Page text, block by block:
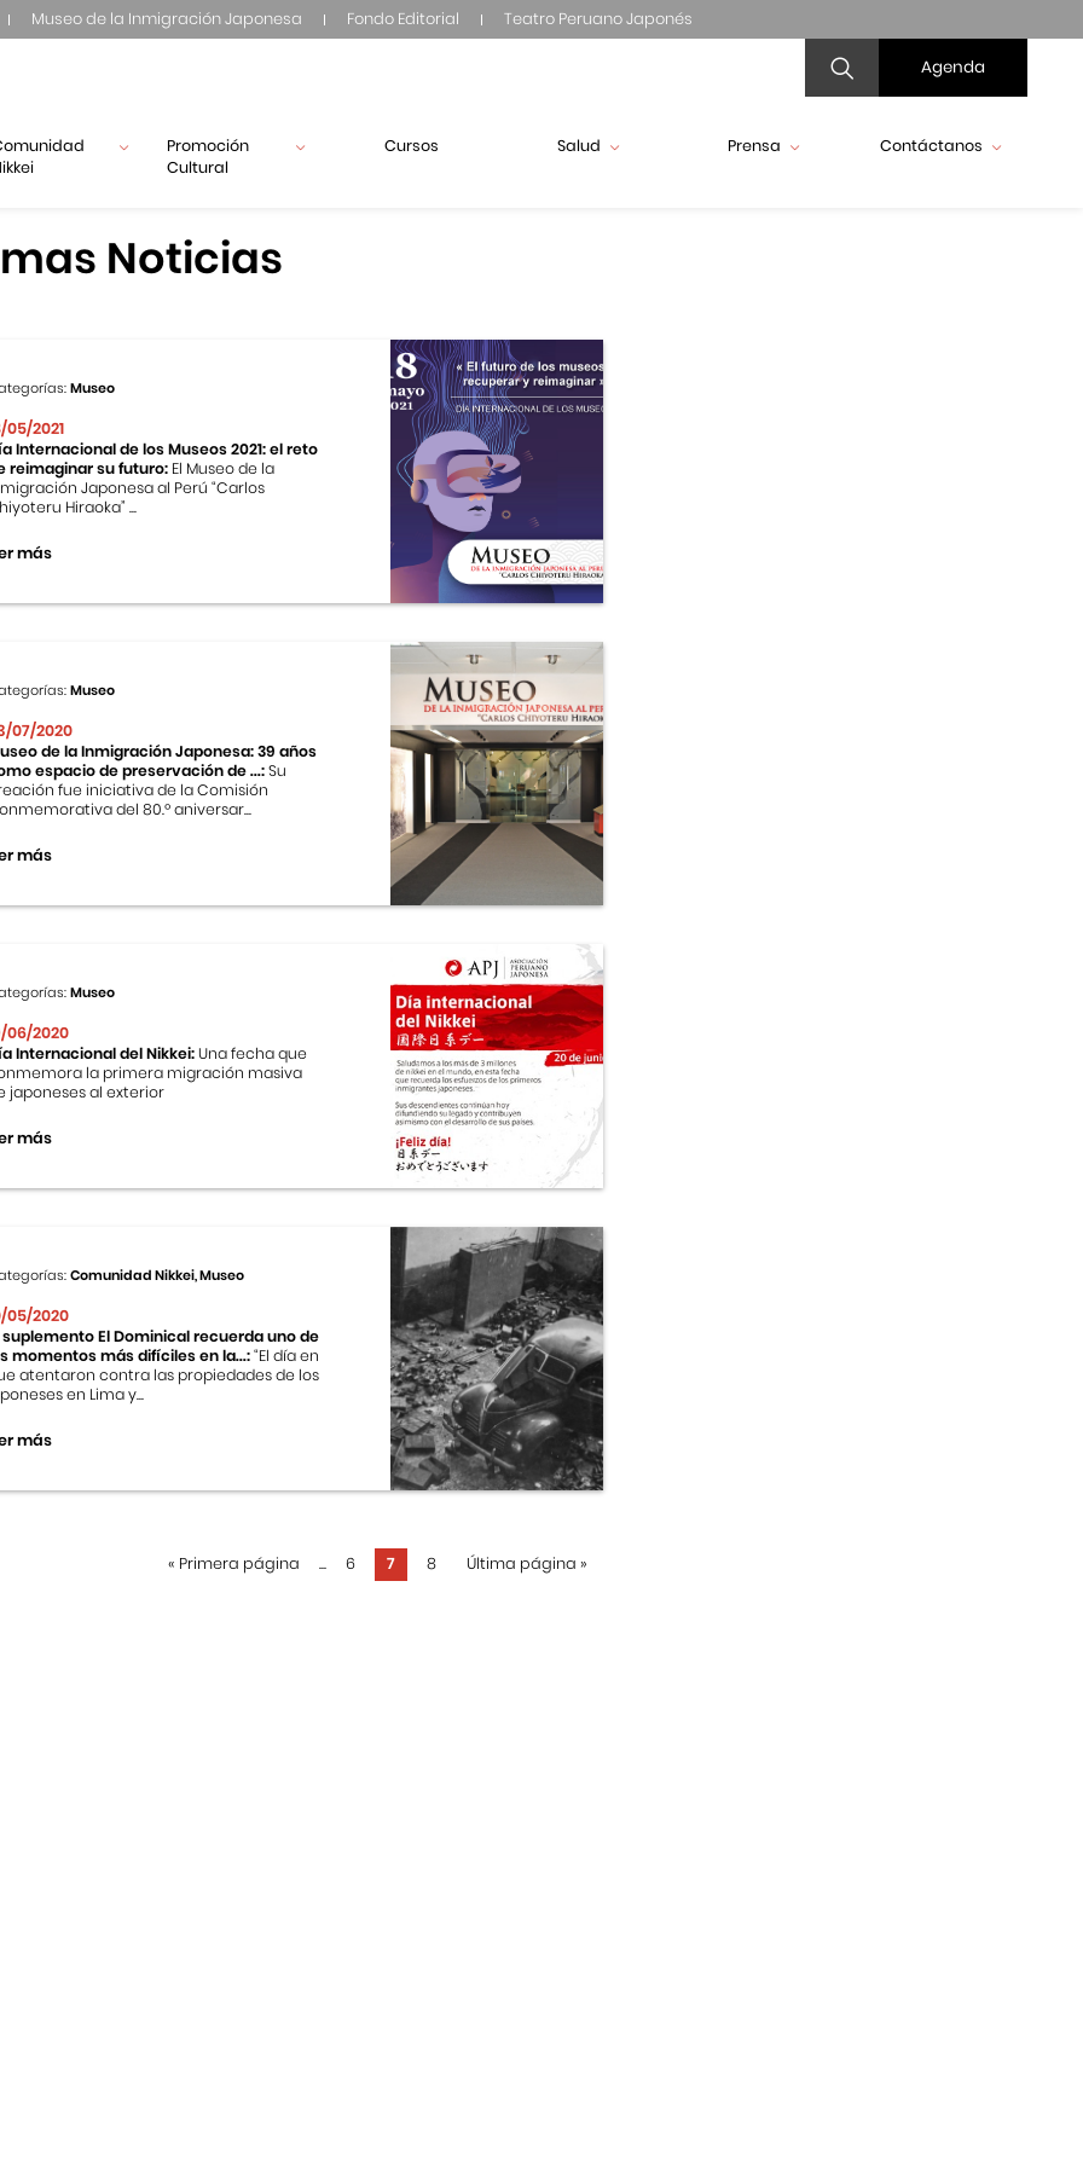
Museo de la Inmigración Japonesa Fondo Editorial Teatro Peruano Japonés
Agenda
Promoción
Cultural
Cursos Salud Prensa Contáctanos
Noticias
Museo
05/2021
Internacional de los Museos 2021: el reto
reimaginar su futuro: El Museo de la
Japonesa al Perú “Carlos
Hiraoka” ...
más
Museo
07/2020
de la Inmigración Japonesa: 39 años
espacio de preservación de ...:Su
fue iniciativa de la Comisión
del 80.º aniversar...
más
Museo
06/2020
Internacional del Nikkei:Una fecha que
la primera migración masiva
japoneses al exterior
más
Comunidad Nikkei, Museo
05/2020
suplemento El Dominical recuerda uno de
momentos más difíciles en la...:“El día en
atentaron contra las propiedades de los
en Lima y...
más
« Primera página ... 6 7 8 Última página »